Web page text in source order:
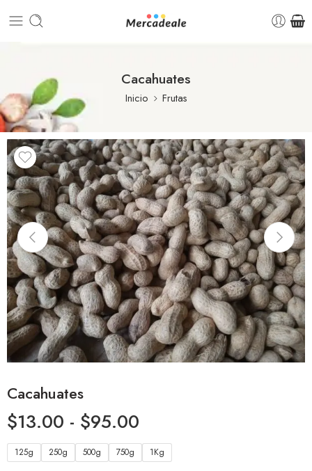
Cacahuates
Inicio Frutas
Cacahuates
$13.00 - $95.00
125g 250g 500g 750g 1Kg